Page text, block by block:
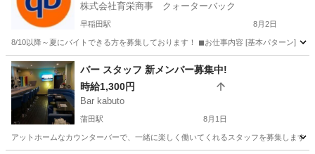
株式会社育栄商事 クォーターバック
早稲田駅 8月2日
8/10以降～夏にバイトできる方を募集しております！ ◼お仕事内容 [基本パターン] ①
東京 新宿区 早稲田駅 その他 スタッフ
バー スタッフ 新メンバー募集中!
時給1,300円
Bar kabuto
蒲田駅 8月1日
アットホームなカウンターバーで、一緒に楽しく働いてくれるスタッフを募集します